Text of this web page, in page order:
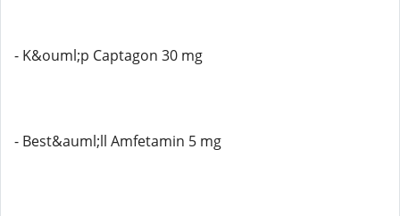
- K&ouml;p Captagon 30 mg
- Best&auml;ll Amfetamin 5 mg